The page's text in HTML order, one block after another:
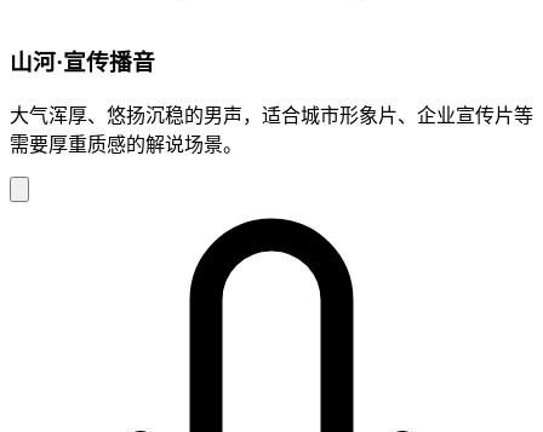
山河·宣传播音
大气浑厚、悠扬沉稳的男声，适合城市形象片、企业宣传片等
需要厚重质感的解说场景。